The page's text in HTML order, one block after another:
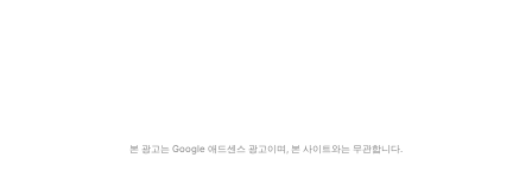
본 광고는 Google 애드센스 광고이며, 본 사이트와는 무관합니다.